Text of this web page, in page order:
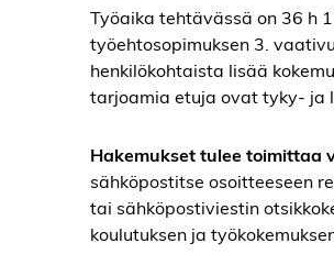
Työaika tehtävässä on 36 h
työehtosopimuksen 3.
henkilökohtaista lisää
tarjoamia etuja ovat tyky- ja
Hakemukset tulee toimittaa
sähköpostitse osoitteeseen
tai sähköpostiviestin
koulutuksen ja